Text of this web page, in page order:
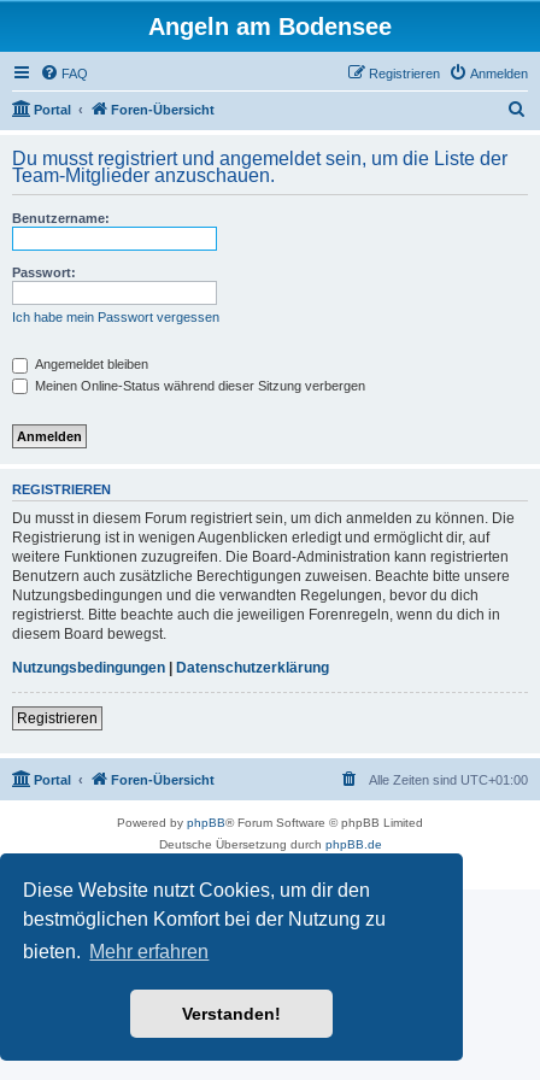
Diese Website nutzt Cookies, um dir den
bestmöglichen Komfort bei der Nutzung zu
bieten. Mehr erfahren
Verstanden!
Angeln am Bodensee
FAQ Anmelden
Registrieren
Portal Foren-Übersicht
h
Du musst registriert und angemeldet sein, um die Liste der
Team-Mitglieder anzuschauen.
Benutzername:
Passwort:
Ich habe mein Passwort vergessen
Angemeldet bleiben
Meinen Online-Status während dieser Sitzung verbergen
REGISTRIEREN
Du musst in diesem Forum registriert sein, um dich anmelden zu können. Die
Registrierung ist in wenigen Augenblicken erledigt und ermöglicht dir, auf
weitere Funktionen zuzugreifen. Die Board-Administration kann registrierten
Benutzern auch zusätzliche Berechtigungen zuweisen. Beachte bitte unsere
Nutzungsbedingungen und die verwandten Regelungen, bevor du dich
registrierst. Bitte beachte auch die jeweiligen Forenregeln, wenn du dich in
diesem Board bewegst.
Nutzungsbedingungen | Datenschutzerklärung
Registrieren
Portal Foren-Übersicht Alle Zeiten sind UTC+01:00
Powered by phpBB® Forum Software © phpBB Limited
Deutsche Übersetzung durch phpBB.de